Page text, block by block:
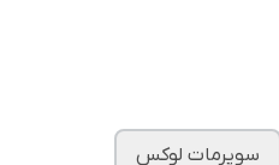
سوپرمات لوکس